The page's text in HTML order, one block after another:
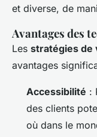
et diverse, de
Avantages des
Les stratégies de
avantages
Accessibilité :
des clients
où dans le